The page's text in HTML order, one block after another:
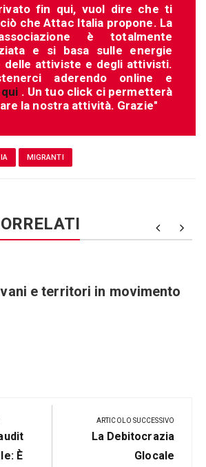
fin qui, vuol dire che ti
che Attac Italia propone. La
è totalmente
e si basa sulle energie
delle attiviste e degli attivisti.
aderendo online e
qui . Un tuo click ci permetterà
la nostra attività. Grazie"
MIGRANTI
e territori in movimento
È
ARTICOLO SUCCESSIVO
Prossimo
La Debitocrazia
Glocale